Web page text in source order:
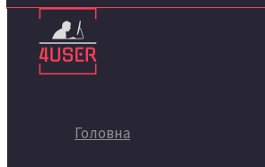
Головна